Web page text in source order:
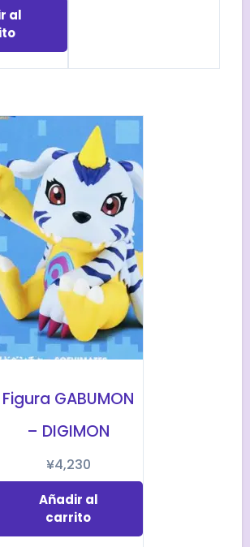
al
Figura GABUMON
– DIGIMON
¥4,230
Añadir al
carrito